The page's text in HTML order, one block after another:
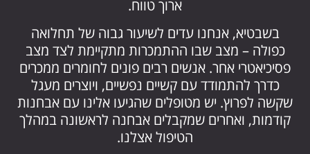
ארוך טווח.
בשבטיא, אנחנו עדים לשיעור גבוה של תחלואה
כפולה – מצב שבו ההתמכרות מתקיימת לצד מצב
פסיכיאטרי אחר. אנשים רבים פונים לחומרים ממכרים
כדרך להתמודד עם קשיים נפשיים, ויוצרים מעגל
שקשה לפרוץ. יש מטופלים שהגיעו אלינו עם אבחנות
קודמות, ואחרים שמקבלים אבחנה לראשונה במהלך
הטיפול אצלנו.